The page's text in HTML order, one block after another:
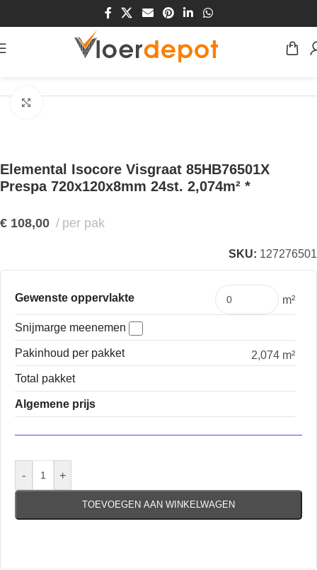
Elemental Isocore Visgraat 85HB76501X
Prespa 720x120x8mm 24st. 2,074m² *
€ 108,00 per pak
SKU: 127276501
Gewenste oppervlakte m²
Snijmarge meenemen
Pakinhoud per pakket
2,074 m²
Total pakket
Algemene prijs
- +
TOEVOEGEN AAN WINKELWAGEN